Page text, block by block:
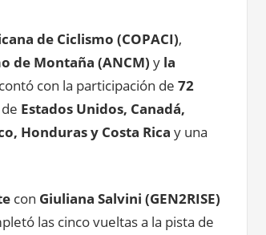
de Ciclismo (COPACI),
de Montaña (ANCM) y la
contó con la participación de 72
Estados Unidos, Canadá,
Honduras y Costa Rica y una
con Giuliana Salvini (GEN2RISE)
las cinco vueltas a la pista de